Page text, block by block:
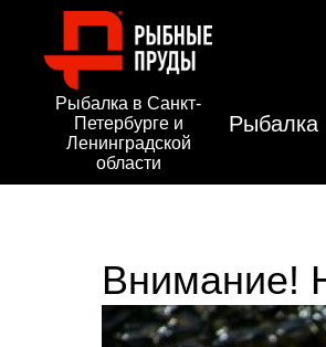
Рыбалка в Санкт-
Петербурге и
Ленинградской
области
Рыбалка
Внимание!